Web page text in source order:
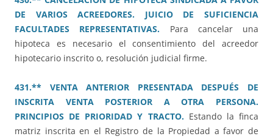
DE VARIOS ACREEDORES. JUICIO DE SUFICIENCIA
FACULTADES REPRESENTATIVAS. Para cancelar una
hipoteca es necesario el consentimiento del acreedor
hipotecario inscrito o, resolución judicial firme.
431.** VENTA ANTERIOR PRESENTADA DESPUÉS DE
INSCRITA VENTA POSTERIOR A OTRA PERSONA.
PRINCIPIOS DE PRIORIDAD Y TRACTO.Estando la finca
matriz inscrita en el Registro de la Propiedad a favor de